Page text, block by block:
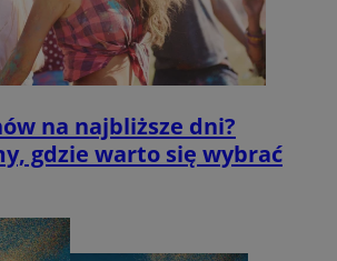
na najbliższe dni?
gdzie warto się wybrać